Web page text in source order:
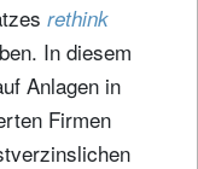
rethink
In diesem
Anlagen in
Firmen